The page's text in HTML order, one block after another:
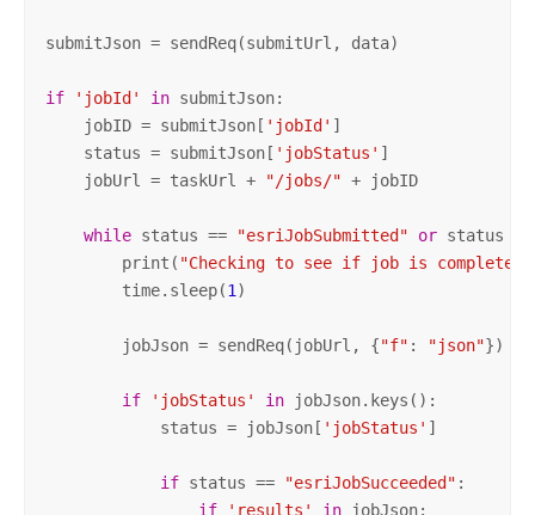
submitJson = sendReq(submitUrl, data)
if 'jobId' in submitJson:
    jobID = submitJson[
'jobId' ]
    status = submitJson[
'jobStatus' ]
    jobUrl = taskUrl +
"/jobs/" + jobID
while status == "esriJobSubmitted" or status
        print(
"Checking to see if job is
        time.sleep(
1)
        jobJson = sendReq(jobUrl, {
"f" : "json"})
if 'jobStatus' in jobJson.keys():
            status = jobJson[
'jobStatus' ]
if status == "esriJobSucceeded" :
if
'results' in jobJson: